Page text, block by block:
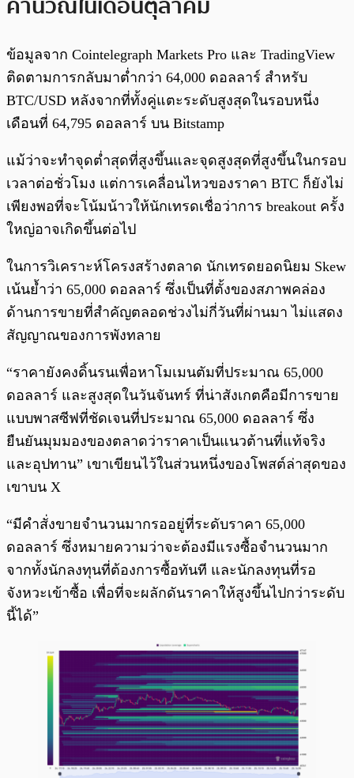
ข้อมูลจาก Cointelegraph Markets Pro และ TradingView
ติดตามการกลับมาต่ำกว่า 64,000 ดอลลาร์ สำหรับ
BTC/USD หลังจากที่ทั้งคู่แตะระดับสูงสุดในรอบหนึ่ง
เดือนที่ 64,795 ดอลลาร์ บน Bitstamp
แม้ว่าจะทำจุดต่ำสุดที่สูงขึ้นและจุดสูงสุดที่สูงขึ้นในกรอบ
เวลาต่อชั่วโมง แต่การเคลื่อนไหวของราคา BTC ก็ยังไม่
เพียงพอที่จะโน้มน้าวให้นักเทรดเชื่อว่าการ breakout ครั้ง
ใหญ่อาจเกิดขึ้นต่อไป
ในการวิเคราะห์โครงสร้างตลาด นักเทรดยอดนิยม Skew
เน้นย้ำว่า 65,000 ดอลลาร์ ซึ่งเป็นที่ตั้งของสภาพคล่อง
ด้านการขายที่สำคัญตลอดช่วงไม่กี่วันที่ผ่านมา ไม่แสดง
สัญญาณของการพังทลาย
“ราคายังคงดิ้นรนเพื่อหาโมเมนตัมที่ประมาณ 65,000
ดอลลาร์ และสูงสุดในวันจันทร์ ที่น่าสังเกตคือมีการขาย
แบบพาสซีฟที่ชัดเจนที่ประมาณ 65,000 ดอลลาร์ ซึ่ง
ยืนยันมุมมองของตลาดว่าราคาเป็นแนวต้านที่แท้จริง
และอุปทาน” เขาเขียนไว้ในส่วนหนึ่งของโพสต์ล่าสุดของ
เขาบน X
“มีคำสั่งขายจำนวนมากรออยู่ที่ระดับราคา 65,000
ดอลลาร์ ซึ่งหมายความว่าจะต้องมีแรงซื้อจำนวนมาก
จากทั้งนักลงทุนที่ต้องการซื้อทันที และนักลงทุนที่รอ
จังหวะเข้าซื้อ เพื่อที่จะผลักดันราคาให้สูงขึ้นไปกว่าระดับ
นี้ได้”